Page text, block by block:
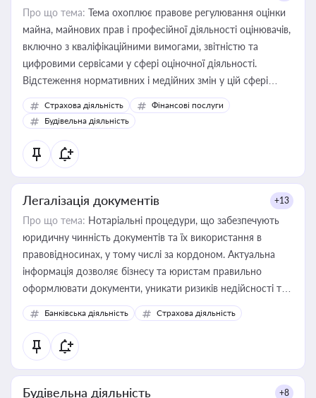
Про що тема: Тема охоплює правове регулювання оцінки
майна, майнових прав і професійної діяльності оцінювачів,
включно з кваліфікаційними вимогами, звітністю та
цифровими сервісами у сфері оціночної діяльності.
Відстеження нормативних і медійних змін у цій сфері
корисне для власника бізнесу, керівника, юриста або
бухгалтера під час оподаткування, приватизації, оренди
державного майна, корпоративних угод і перевірки
статусу суб'єктів оціночної діяльності
Страхова діяльність
Фінансові послуги
Будівельна діяльність
Легалізація документів +13
Про що тема: Нотаріальні процедури, що забезпечують
юридичну чинність документів та їх використання в
правовідносинах, у тому числі за кордоном. Актуальна
інформація дозволяє бізнесу та юристам правильно
оформлювати документи, уникати ризиків недійсності та
забезпечувати їх належне прийняття органами влади та
контрагентами
Банківська діяльність Страхова діяльність
Будівельна діяльність +8